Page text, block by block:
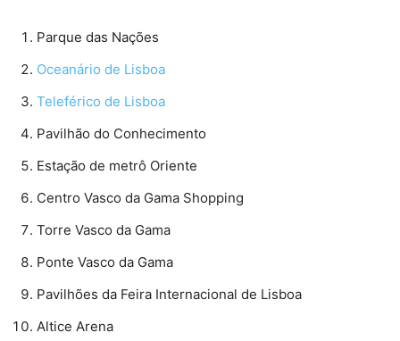
Parque das Nações
Oceanário de Lisboa
Teleférico de Lisboa
Pavilhão do Conhecimento
Estação de metrô Oriente
Centro Vasco da Gama Shopping
Torre Vasco da Gama
Ponte Vasco da Gama
Pavilhões da Feira Internacional de Lisboa
Altice Arena